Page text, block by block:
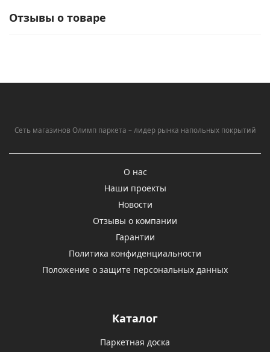
Отзывы о товаре
Сеть магазинов Олимп паркета – лидер рынка напольных покрытий
О нас
Наши проекты
Новости
Отзывы о компании
Гарантии
Политика конфиденциальности
Положение о защите персональных данных
Каталог
Паркетная доска